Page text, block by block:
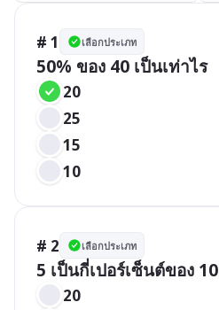
# 1 เลือกประเภท
50% ของ 40 เป็นเท่าไร
20
25
15
10
# 2 เลือกประเภท
5 เป็นกี่เปอร์เซ็นต์ของ 10
20